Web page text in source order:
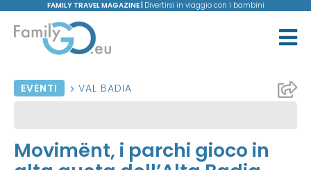
FAMILY TRAVEL MAGAZINE | Divertirsi in viaggio con i bambini
EVENTI VAL BADIA
Movimënt, i parchi gioco in